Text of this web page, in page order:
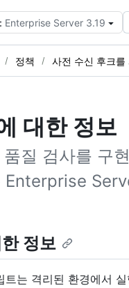
Enterprise Server 3.19
정책 사전 수신 후크를
대한 정보
품질 검사를 구
정보
트는 격리된 환경에서